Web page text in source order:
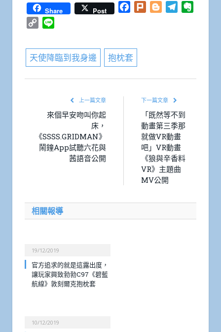
Share Post Facebook
Plurk BloggerTelegram
Copy
天使降臨到我身邊 抱枕套
上一篇文章
來個早安吻叫你起
床，
《SSSS.GRIDMAN》
鬧鐘App試聽六花與
茜語音公開
下一篇文章
「既然等不到
動畫第三季那
就做VR動畫
吧」VR動畫
《狼與辛香料
VR》主題曲
MV公開
相關報導
19/12/2019
官方追求的就是這露出度，
讓玩家興致勃勃C97《碧藍
航線》敦刻爾克抱枕套
10/12/2019